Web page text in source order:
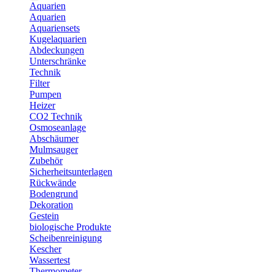
Aquarien
Aquarien
Aquariensets
Kugelaquarien
Abdeckungen
Unterschränke
Technik
Filter
Pumpen
Heizer
CO2 Technik
Osmoseanlage
Abschäumer
Mulmsauger
Zubehör
Sicherheitsunterlagen
Rückwände
Bodengrund
Dekoration
Gestein
biologische Produkte
Scheibenreinigung
Kescher
Wassertest